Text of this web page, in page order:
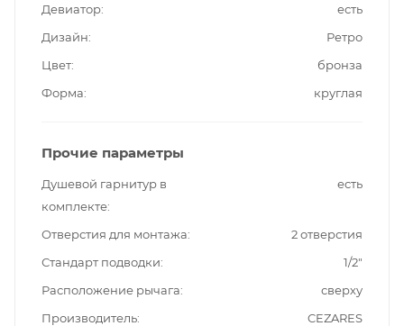
Девиатор
есть
Дизайн
Ретро
Цвет
бронза
Форма
круглая
Прочие параметры
Душевой гарнитур в
комплекте
есть
Отверстия для монтажа
2 отверстия
Стандарт подводки
1/2"
Расположение рычага
сверху
Производитель
CEZARES